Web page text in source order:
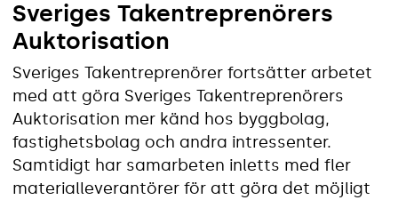
Sveriges Takentreprenörers
Auktorisation
Sveriges Takentreprenörer fortsätter arbetet
med att göra Sveriges Takentreprenörers
Auktorisation mer känd hos byggbolag,
fastighetsbolag och andra intressenter.
Samtidigt har samarbeten inletts med fler
materialleverantörer för att göra det möjligt